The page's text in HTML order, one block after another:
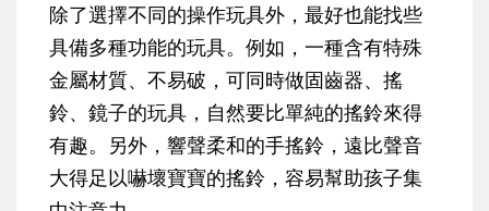
除了選擇不同的操作玩具外，最好也能找些
具備多種功能的玩具。例如，一種含有特殊
金屬材質、不易破，可同時做固齒器、搖
鈴、鏡子的玩具，自然要比單純的搖鈴來得
有趣。另外，響聲柔和的手搖鈴，遠比聲音
大得足以嚇壞寶寶的搖鈴，容易幫助孩子集